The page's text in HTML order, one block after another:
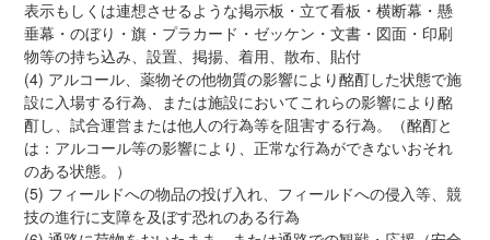
表示もしくは連想させるような掲示板・立て看板・横断幕・懸
垂幕・のぼり・旗・プラカード・ゼッケン・文書・図面・印刷
物等の持ち込み、設置、掲揚、着用、散布、貼付
(4) アルコール、薬物その他物質の影響により酩酊した状態で施
設に入場する行為、または施設においてこれらの影響により酩
酊し、試合運営または他人の行為等を阻害する行為。（酩酊と
は：アルコール等の影響により、正常な行為ができないおそれ
のある状態。）
(5) フィールドへの物品の投げ入れ、フィールドへの侵入等、競
技の進行に支障を及ぼす恐れのある行為